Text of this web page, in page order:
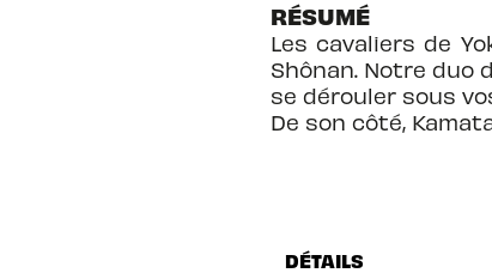
RÉSUMÉ
Les cavaliers de
Shônan. Notre duo
se dérouler sous
De son côté,
DÉTAILS